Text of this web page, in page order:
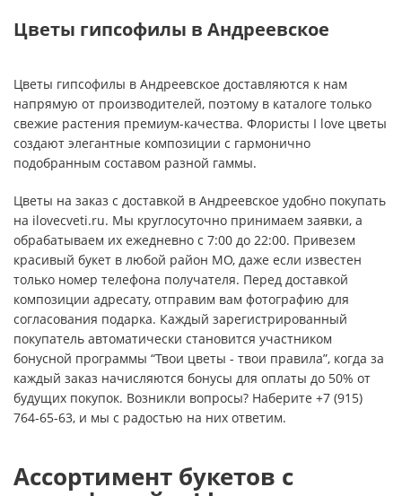
Цветы гипсофилы в Андреевское
Цветы гипсофилы в Андреевское доставляются к нам
напрямую от производителей, поэтому в каталоге только
свежие растения премиум-качества. Флористы I love цветы
создают элегантные композиции с гармонично
подобранным составом разной гаммы.
Цветы на заказ с доставкой в Андреевское удобно покупать
на ilovecveti.ru. Мы круглосуточно принимаем заявки, а
обрабатываем их ежедневно с 7:00 до 22:00. Привезем
красивый букет в любой район МО, даже если известен
только номер телефона получателя. Перед доставкой
композиции адресату, отправим вам фотографию для
согласования подарка. Каждый зарегистрированный
покупатель автоматически становится участником
бонусной программы “Твои цветы - твои правила”, когда за
каждый заказ начисляются бонусы для оплаты до 50% от
будущих покупок. Возникли вопросы? Наберите +7 (915)
764-65-63, и мы с радостью на них ответим.
Ассортимент букетов с